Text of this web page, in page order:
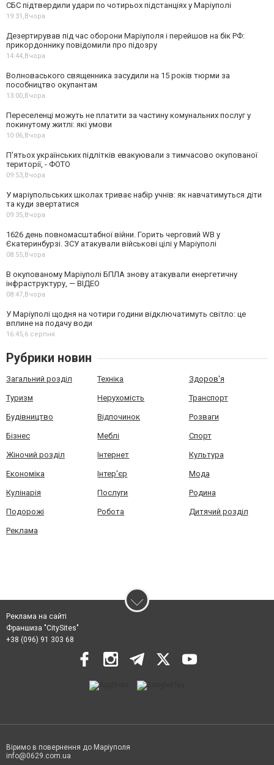
СБС підтвердили удари по чотирьох підстанціях у Маріуполі
19:31,Вчора
Дезертирував під час оборони Маріуполя і перейшов на бік РФ:
прикордоннику повідомили про підозру
14:44,Вчора
Волноваського священника засудили на 15 років тюрми за
пособництво окупантам
13:00,Вчора
Переселенці можуть не платити за частину комунальних послуг у
покинутому житлі: які умови
10:06,Вчора
П’ятьох українських підлітків евакуювали з тимчасово окупованої
території, - ФОТО
09:53,Вчора
У маріупольських школах триває набір учнів: як навчатимуться діти
та куди звертатися
09:35,Вчора
1626 день повномасштабної війни. Горить черговий WB у
Єкатеринбурзі. ЗСУ атакували військові цілі у Маріуполі
08:55,Вчора
В окупованому Маріуполі БПЛА знову атакували енергетичну
інфраструктуру, — ВІДЕО
08:47,Вчора
У Маріуполі щодня на чотири години відключатимуть світло: це
вплине на подачу води
16:45,6 серпня
Рубрики новин
Загальний розділ Техніка Здоров'я
Туризм Нерухомість Транспорт
Будівництво Відпочинок Розваги
Бізнес Меблі Спорт
Жіночий розділ Інтернет Культура
Економіка Інтер'єр Мода
Кулінарія Послуги Родина
Подорожі Робота Дитячий розділ
Реклама
Реклама на сайті
Франшиза "CitySites"
+38 (096) 91 303 68
Віримо в повернення до Маріуполя
info@0629.com.ua